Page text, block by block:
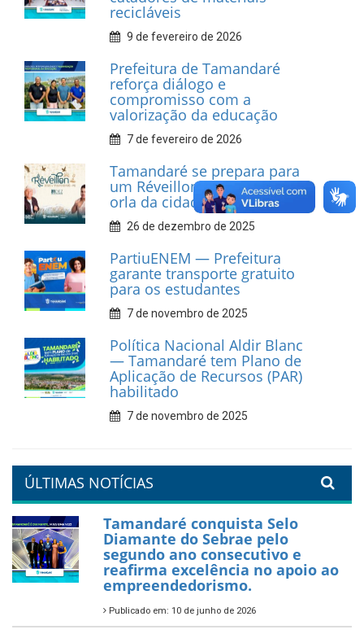
recicláveis
9 de fevereiro de 2026
Prefeitura de Tamandaré
reforça diálogo e
compromisso com a
valorização da educação
7 de fevereiro de 2026
Tamandaré se prepara para
um Réveillon inesquecível na
orla da cidade.
26 de dezembro de 2025
PartiuENEM — Prefeitura
garante transporte gratuito
para os estudantes
7 de novembro de 2025
Política Nacional Aldir Blanc
— Tamandaré tem Plano de
Aplicação de Recursos (PAR)
habilitado
7 de novembro de 2025
ÚLTIMAS NOTÍCIAS
Tamandaré conquista Selo
Diamante do Sebrae pelo
segundo ano consecutivo e
reafirma excelência no apoio ao
empreendedorismo.
Publicado em: 10 de junho de 2026